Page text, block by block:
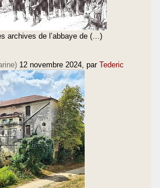
archives de l’abbaye de (…)
12 novembre 2024 , par Tederic